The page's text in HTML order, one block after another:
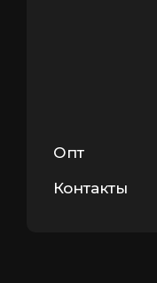
Опт
Контакты